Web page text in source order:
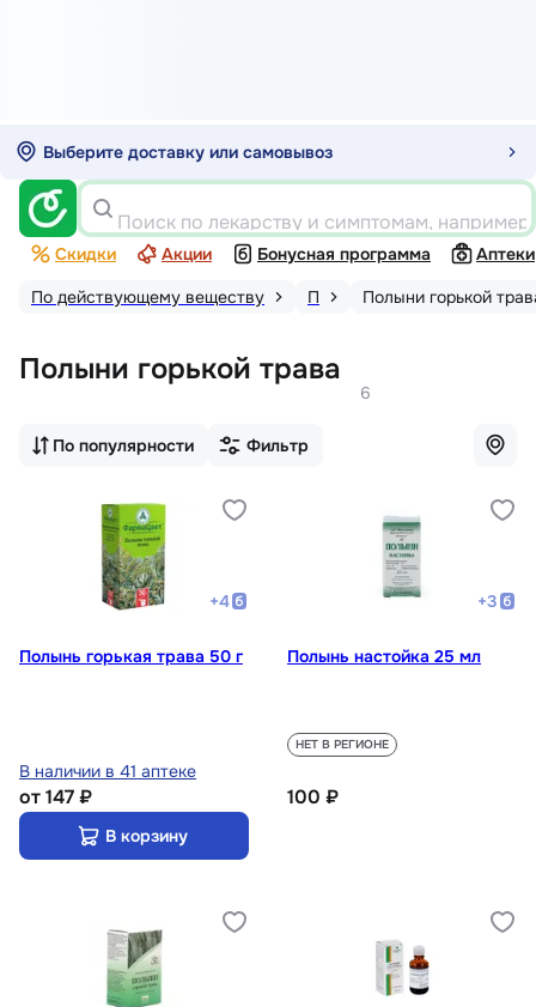
Выберите доставку или самовывоз
Поиск по лекарству и симптомам,
Скидки Акции Бонусная программа
Аптеки
По действующему веществу
П Полыни горькой
Полыни горькой трава
6
По популярности Фильтр
+4
Полынь горькая трава 50 г
В наличии в 41 аптеке
от147 ₽
В корзину
+3
Полынь настойка 25 мл
НЕТ В РЕГИОНЕ
100 ₽